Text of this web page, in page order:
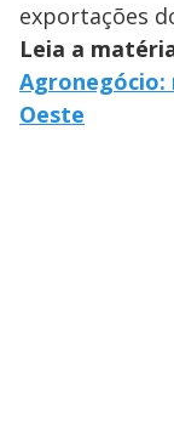
exportações
Leia a
Agronegócio:
Oeste